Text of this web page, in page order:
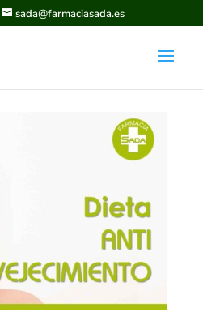
sada@farmaciasada.es